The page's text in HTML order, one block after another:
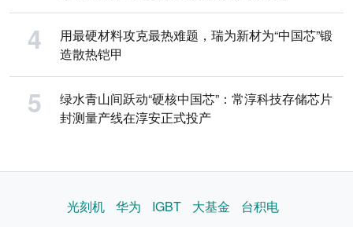
用最硬材料攻克最热难题，瑞为新材为“中国芯”锻
造散热铠甲
绿水青山间跃动“硬核中国芯”：常淳科技存储芯片
封测量产线在淳安正式投产
光刻机 华为 IGBT 大基金 台积电